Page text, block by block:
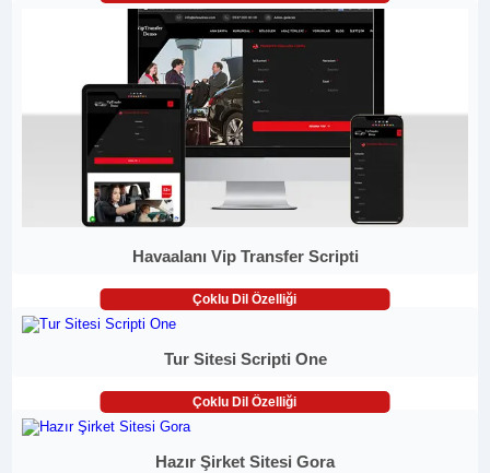
Havaalanı Vip Transfer Scripti
Çoklu Dil Özelliği
Tur Sitesi Scripti One
Çoklu Dil Özelliği
Hazır Şirket Sitesi Gora